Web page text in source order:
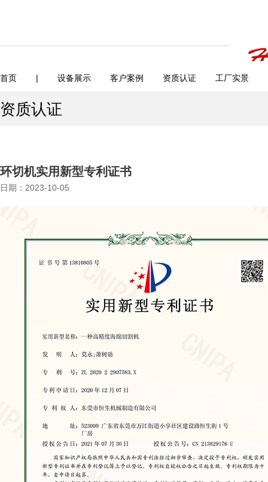
首页 | 设备展示 客户案例 资质认证 工厂实景
资质认证
环切机实用新型专利证书
日期：2023-10-05